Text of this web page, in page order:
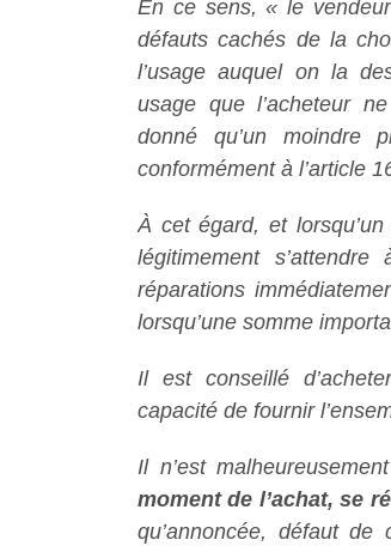
En ce sens, «le
défauts cachés de la
l’usage auquel on la
usage que l’acheteur
donné qu’un moindre
conformément à l’article
À cet égard, et
légitimement
réparations
lorsqu’une somme
Il est conseillé
capacité de fournir
Il n’est
moment de l’achat, se
qu’annoncée, défaut de